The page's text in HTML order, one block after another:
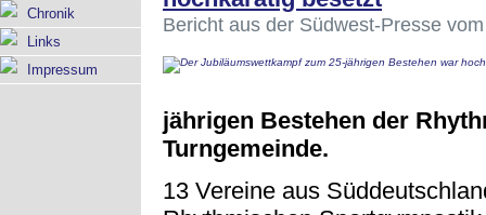
Chronik
Links
Impressum
Bericht aus der Südwest-Presse
jährigen Bestehen der
Turngemeinde.
13 Vereine aus